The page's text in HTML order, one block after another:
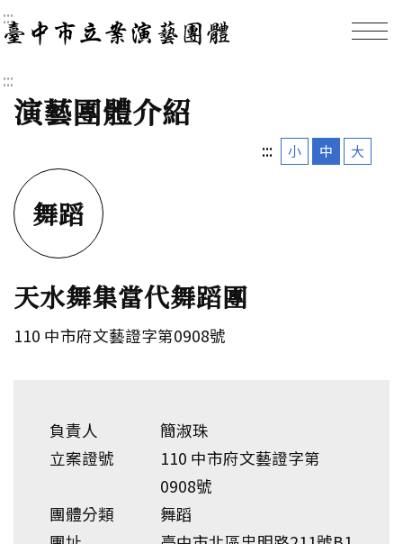
:::
臺中市立案演藝團體｜
:::
演藝團體介紹
::: 小 中 大
舞蹈
天水舞集當代舞蹈團
110 中市府文藝證字第0908號
負責人
簡淑珠
立案證號
110 中市府文藝證字第
0908號
團體分類
舞蹈